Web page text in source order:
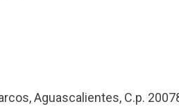
Aguascalientes, C.p.